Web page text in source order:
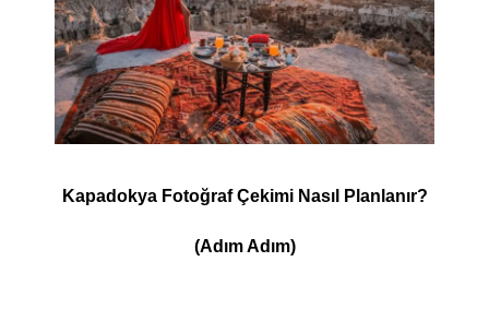
Kapadokya Fotoğraf Çekimi Nasıl Planlanır?
(Adım Adım)